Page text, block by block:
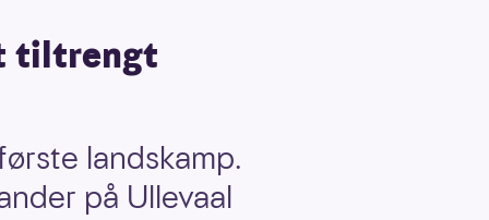
tiltrengt
landskamp.
på Ullevaal